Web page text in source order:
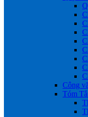
Công
Tóm